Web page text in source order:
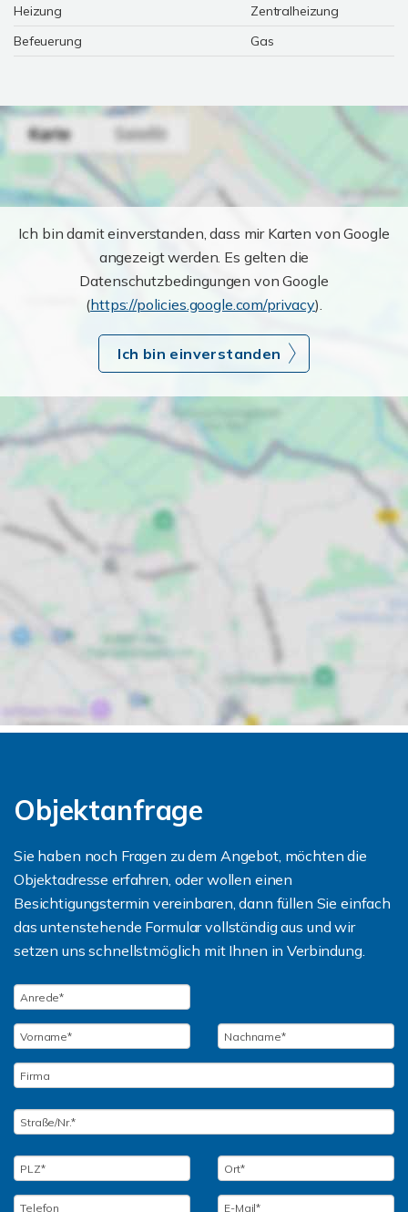
Heizung
Zentralheizung
Befeuerung
Gas
Ich bin damit einverstanden, dass mir Karten von Google
angezeigt werden. Es gelten die
Datenschutzbedingungen von Google
(https://policies.google.com/privacy).
Ich bin einverstanden
Objektanfrage
Sie haben noch Fragen zu dem Angebot, möchten die
Objektadresse erfahren, oder wollen einen
Besichtigungstermin vereinbaren, dann füllen Sie einfach
das untenstehende Formular vollständig aus und wir
setzen uns schnellstmöglich mit Ihnen in Verbindung.